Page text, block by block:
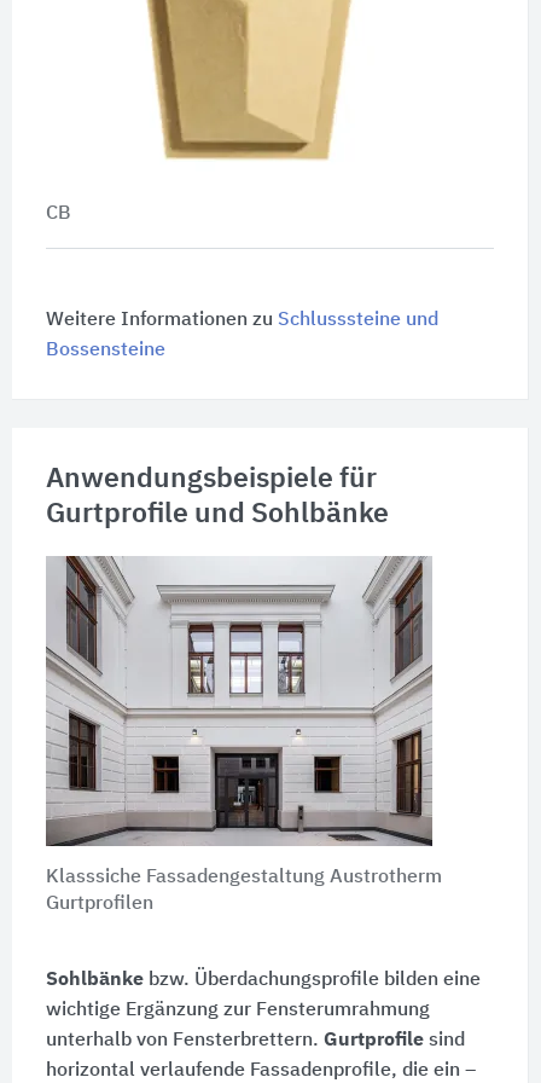
CB
Weitere Informationen zu Schlusssteine und
Bossensteine
Anwendungsbeispiele für
Gurtprofile und Sohlbänke
Klasssiche Fassadengestaltung Austrotherm
Gurtprofilen
Sohlbänkebzw. Überdachungsprofile bilden eine
wichtige Ergänzung zur Fensterumrahmung
unterhalb von Fensterbrettern. Gurtprofilesind
horizontal verlaufende Fassadenprofile, die ein –